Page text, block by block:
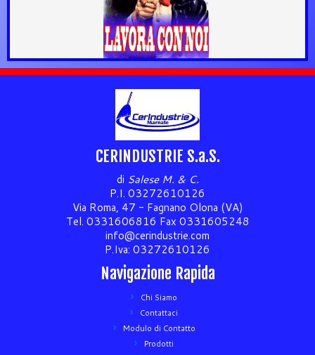
CERINDUSTRIE S.a.S.
di Salese M. & C.
P.I. 03272610126
Via Roma, 47 - Fagnano Olona (VA)
Tel. 0331606816 Fax 0331605248
info@cerindustrie.com
P.Iva: 03272610126
Navigazione Rapida
Chi Siamo
Contattaci
Modulo di Contatto
Prodotti